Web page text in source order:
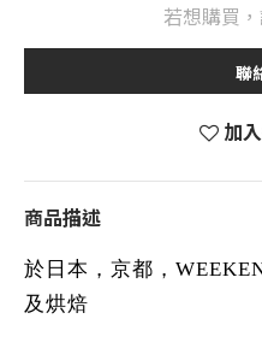
若想購買
聯
加
商品描述
於日本，京都，
及烘焙